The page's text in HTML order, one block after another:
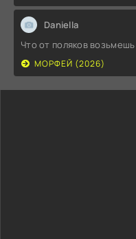
Daniella
Что от поляков возьмешь
МОРФЕЙ (2026)